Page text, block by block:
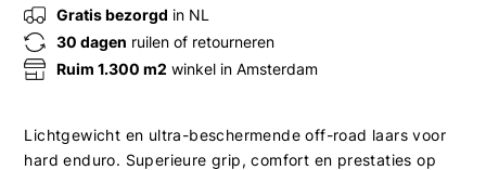
Gratis bezorgd in NL
30 dagen ruilen of retourneren
Ruim 1.300 m2 winkel in Amsterdam
Lichtgewicht en ultra-beschermende off-road laars voor
hard enduro. Superieure grip, comfort en prestaties op